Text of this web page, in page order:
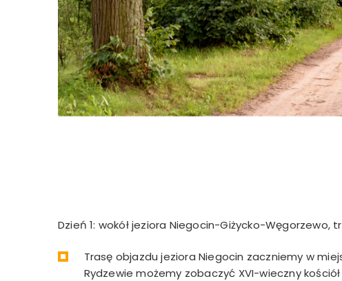
Dzień 1: wokół jeziora Niegocin-Giżycko-Węgorzewo,
Trasę objazdu jeziora Niegocin zaczniemy w
Rydzewie możemy zobaczyć XVI-wieczny